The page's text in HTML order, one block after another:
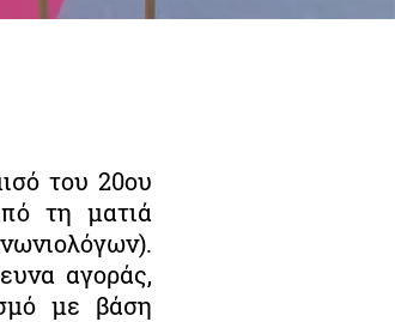
του 20ου
τη ματιά
αγοράς,
με βάση